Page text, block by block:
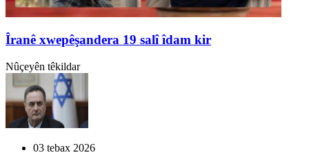
Îranê xwepêşandera 19 salî îdam kir
Nûçeyên têkildar
03 tebax 2026